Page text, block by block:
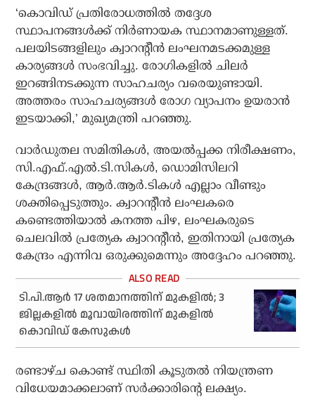
‘കൊവിഡ് പ്രതിരോധത്തില്‍ തദ്ദേശ
സ്ഥാപനങ്ങള്‍ക്ക് നിര്‍ണായക സ്ഥാനമാണുള്ളത്.
പലയിടങ്ങളിലും ക്വാറന്റീന്‍ ലംഘനമടക്കമുള്ള
കാര്യങ്ങള്‍ സംഭവിച്ചു. രോഗികളില്‍ ചിലര്‍
ഇറങ്ങിനടക്കുന്ന സാഹചര്യം വരെയുണ്ടായി.
അത്തരം സാഹചര്യങ്ങള്‍ രോഗ വ്യാപനം ഉയരാന്‍
ഇടയാക്കി,’ മുഖ്യമന്ത്രി പറഞ്ഞു.
വാര്‍ഡുതല സമിതികള്‍, അയല്‍പ്പക്ക നിരീക്ഷണം,
സി.എഫ്.എല്‍.ടി.സികള്‍, ഡൊമിസിലറി
കേന്ദ്രങ്ങള്‍, ആര്‍.ആര്‍.ടികള്‍ എല്ലാം വീണ്ടും
ശക്തിപ്പെടുത്തും. ക്വാറന്റീന്‍ ലംഘകരെ
കണ്ടെത്തിയാല്‍ കനത്ത പിഴ, ലംഘകരുടെ
ചെലവില്‍ പ്രത്യേക ക്വാറന്റീന്‍, ഇതിനായി പ്രത്യേക
കേന്ദ്രം എന്നിവ ഒരുക്കുമെന്നും അദ്ദേഹം പറഞ്ഞു.
ടി.പി.ആര്‍ 17 ശതമാനത്തിന് മുകളില്‍; 3
ജില്ലകളില്‍ മൂവായിരത്തിന് മുകളില്‍
കൊവിഡ് കേസുകള്‍
രണ്ടാഴ്ച കൊണ്ട് സ്ഥിതി കൂടുതല്‍ നിയന്ത്രണ
വിധേയമാക്കലാണ് സര്‍ക്കാരിന്റെ ലക്ഷ്യം.